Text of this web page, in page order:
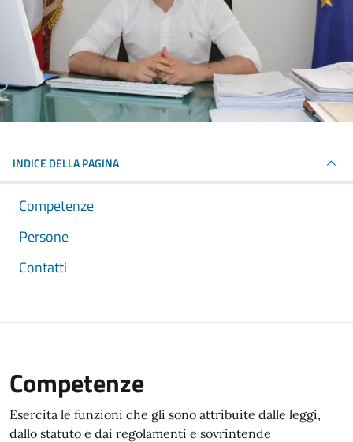
INDICE DELLA PAGINA
Competenze
Persone
Contatti
Competenze
Esercita le funzioni che gli sono attribuite dalle leggi,
dallo statuto e dai regolamenti e sovrintende